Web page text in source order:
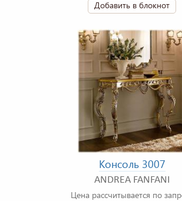
Добавить в блокнот
Консоль 3007
ANDREA FANFANI
Цена рассчитывается по